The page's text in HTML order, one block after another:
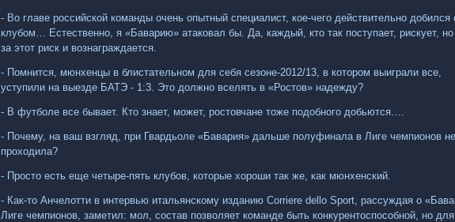
- Во главе российской команды очень опытный специалист, кое-чего действительно добился
клубом… Естественно, я «Баварию» атаковал бы. Да, каждый, кто так поступает, рискует,
за этот риск и вознаграждается.
- Помнится, мюнхенцы в блистательном для себя сезоне-2012/13, в котором выиграли все,
уступили на выезде БАТЭ - 1:3. Это должно вселять в «Ростов» надежду?
- В футболе все бывает. Кто знает, может, ростовчане тоже подобного добьются….
- Почему, на ваш взгляд, при Гвардьоле «Бавария» дальше полуфинала в Лиге чемпионов не
проходила?
- Просто есть еще четыре-пять клубов, которые хороши так же, как мюнхенский.
- Как-то Анчелотти в интервью итальянскому изданию Corriere dello Sport, рассуждая о
Лиге чемпионов, заметил: мол, состав позволяет команде быть конкурентоспособной, но для